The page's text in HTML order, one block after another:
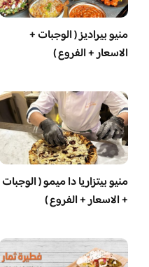
منيو بيراديز ( الوجبات +
الاسعار + الفروع )
منيو بيتزاريا دا ميمو ( الوجبات
+ الاسعار + الفروع )